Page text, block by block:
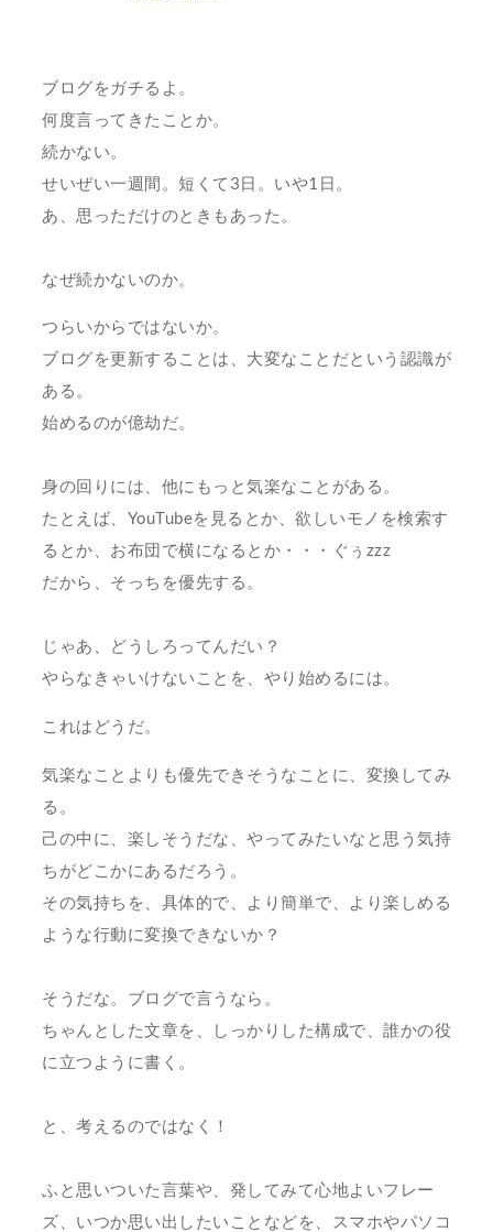
ブログをガチるよ。
何度言ってきたことか。
続かない。
せいぜい一週間。短くて3日。いや1日。
あ、思っただけのときもあった。
なぜ続かないのか。
つらいからではないか。
ブログを更新することは、大変なことだという認識が
ある。
始めるのが億劫だ。
身の回りには、他にもっと気楽なことがある。
たとえば、YouTubeを見るとか、欲しいモノを検索す
るとか、お布団で横になるとか・・・ぐぅzzz
だから、そっちを優先する。
じゃあ、どうしろってんだい？
やらなきゃいけないことを、やり始めるには。
これはどうだ。
気楽なことよりも優先できそうなことに、変換してみ
る。
己の中に、楽しそうだな、やってみたいなと思う気持
ちがどこかにあるだろう。
その気持ちを、具体的で、より簡単で、より楽しめる
ような行動に変換できないか？
そうだな。ブログで言うなら。
ちゃんとした文章を、しっかりした構成で、誰かの役
に立つように書く。
と、考えるのではなく！
ふと思いついた言葉や、発してみて心地よいフレー
ズ、いつか思い出したいことなどを、スマホやパソコ